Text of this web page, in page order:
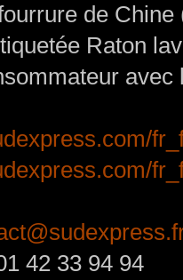
de
Raton
avec
42 33 94 94